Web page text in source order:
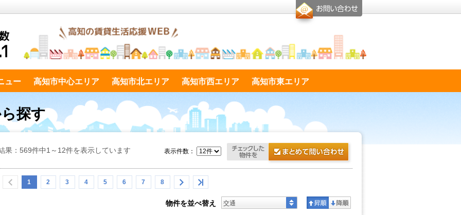
ュー 高知市中心エリア 高知市北エリア 高知市西エリア 高知市東エリア
探す
果：569件中1～12件を表示しています
1 2 3 4 5 6 7 8
表示件数：
物件を並べ替え 交通